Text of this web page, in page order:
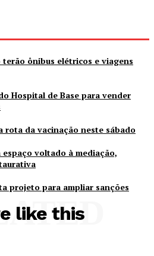
ônibus elétricos e viagens
Hospital de Base para vender
rota da vacinação neste sábado
voltado à mediação,
projeto para ampliar sanções
like this